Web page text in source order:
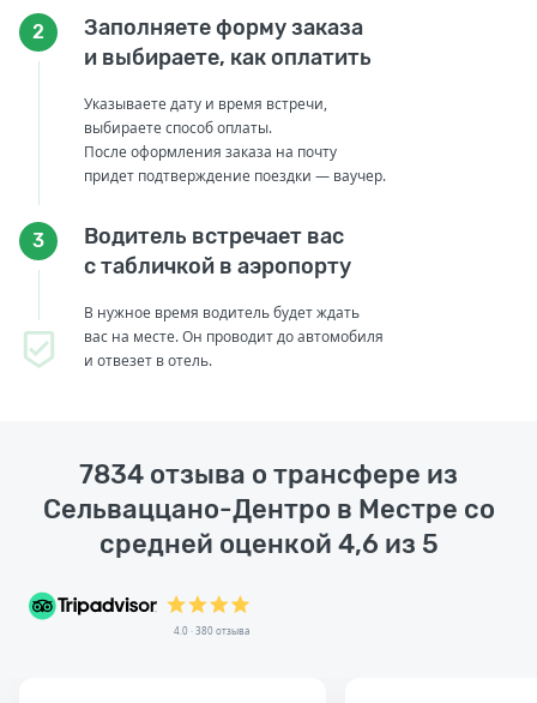
2
Заполняете форму заказа
и выбираете, как оплатить
Указываете дату и время встречи,
выбираете способ оплаты.
После оформления заказа на почту
придет подтверждение поездки — ваучер.
3
Водитель встречает вас
с табличкой в аэропорту
В нужное время водитель будет ждать
вас на месте. Он проводит до автомобиля
и отвезет в отель.
7834 отзыва о трансфере из
Сельваццано-Дентро в Местре со
средней оценкой 4,6 из 5
4.0 · 380 отзыва